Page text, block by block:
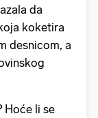
da
koketira
desnicom, a
Hoće li se